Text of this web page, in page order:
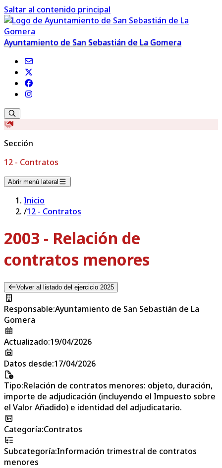
Saltar al contenido principal
Ayuntamiento de San Sebastián de La Gomera
Sección
12 - Contratos
Abrir menú lateral
Inicio
/12 - Contratos
2003 - Relación de
contratos menores
Volver al listado del ejercicio 2025
Responsable:Ayuntamiento de San Sebastián de La
Gomera
Actualizado:19/04/2026
Datos desde:17/04/2026
Tipo:Relación de contratos menores: objeto, duración,
importe de adjudicación (incluyendo el Impuesto sobre
el Valor Añadido) e identidad del adjudicatario.
Categoría:Contratos
Subcategoría:Información trimestral de contratos
menores